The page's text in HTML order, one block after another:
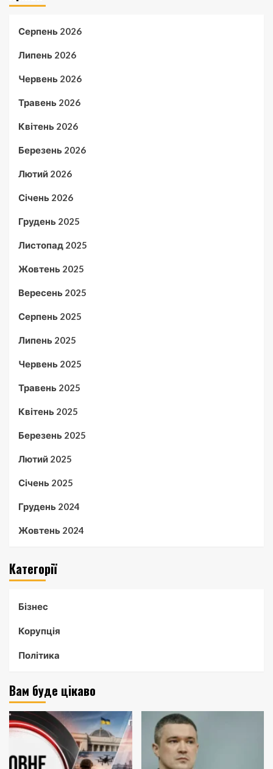
Серпень 2026
Липень 2026
Червень 2026
Травень 2026
Квітень 2026
Березень 2026
Лютий 2026
Січень 2026
Грудень 2025
Листопад 2025
Жовтень 2025
Вересень 2025
Серпень 2025
Липень 2025
Червень 2025
Травень 2025
Квітень 2025
Березень 2025
Лютий 2025
Січень 2025
Грудень 2024
Жовтень 2024
Категорії
Бізнес
Корупція
Політика
Вам буде цікаво